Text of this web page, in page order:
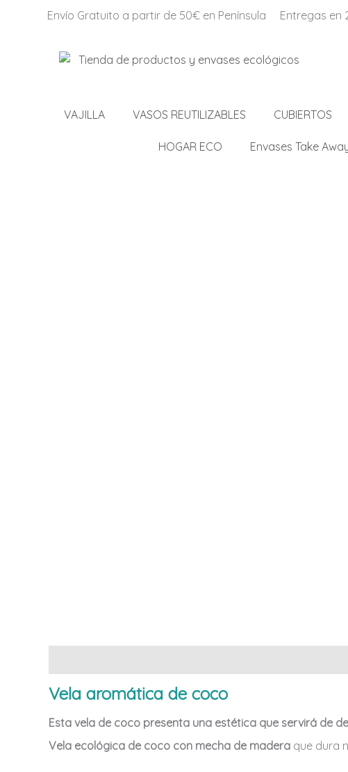
Envío Gratuito a partir de 50€ en Península Entregas en
VAJILLA VASOS REUTILIZABLES CUBIERTOS
HOGAR ECO Envases Take
Vela aromática de coco
Esta vela de coco presenta una estética que servirá de
Vela ecológica de coco con mecha de madera que dura